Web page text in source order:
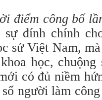
điểm công bố
đính chính
sử Việt Nam,
học,
có đủ niềm
người làm